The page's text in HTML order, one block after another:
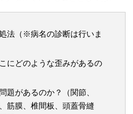
法（※病名の診断は行いま
にどのような歪みがあるの
題があるのか？（関節、
筋膜、椎間板、頭蓋骨縫